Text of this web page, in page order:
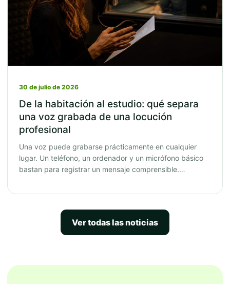
30 de julio de 2026
De la habitación al estudio: qué separa
una voz grabada de una locución
profesional
Una voz puede grabarse prácticamente en cualquier
lugar. Un teléfono, un ordenador y un micrófono básico
bastan para registrar un mensaje comprensible.…
Ver todas las noticias